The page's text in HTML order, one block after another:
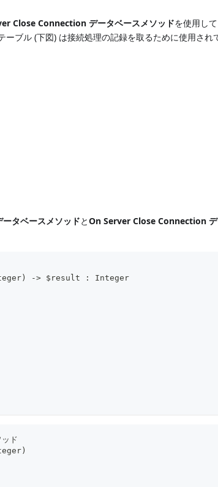
Close Connection データベースメソッドを使用し
ブル (下図) は接続処理の記録を取るために使用され
タベースメソッドとOn Server Close Connection
-> $result : Integer
ド